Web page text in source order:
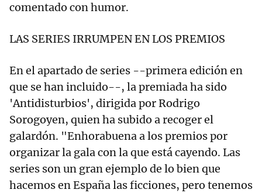
comentado con humor.
LAS SERIES IRRUMPEN EN LOS PREMIOS
En el apartado de series --primera edición en
que se han incluido--, la premiada ha sido
'Antidisturbios', dirigida por Rodrigo
Sorogoyen, quien ha subido a recoger el
galardón. "Enhorabuena a los premios por
organizar la gala con la que está cayendo. Las
series son un gran ejemplo de lo bien que
hacemos en España las ficciones, pero tenemos